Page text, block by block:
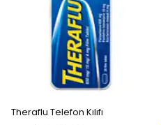
Theraflu Telefon Kılıfı